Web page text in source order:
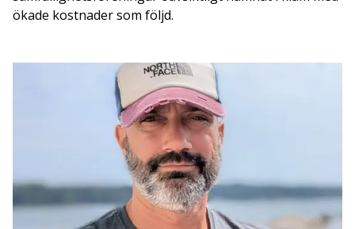
ökade kostnader som följd.